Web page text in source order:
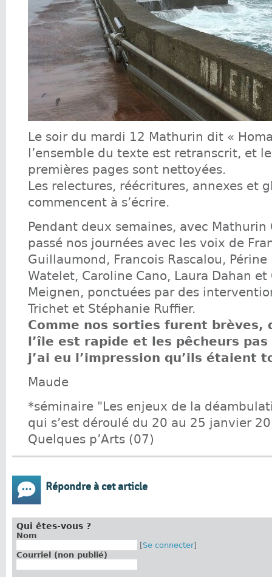
Le soir du mardi 12 Mathurin dit «
l’ensemble du texte est retranscrit, et
premières pages sont nettoyées.
Les relectures, réécritures, annexes et
commencent à s’écrire.
Pendant deux semaines, avec Mathurin
passé nos journées avec les voix de
Guillaumond, Francois Rascalou, Périne
Watelet, Caroline Cano, Laura Dahan et
Meignen, ponctuées par des
Trichet et Stéphanie Ruffier.
Comme nos sorties furent brèves,
l’île est rapide et les pêcheurs
j’ai eu l’impression qu’ils étaient
Maude
*séminaire "Les enjeux de la
qui s’est déroulé du 20 au 25 janvier
Quelques p’Arts (07)
Répondre à cet article
Qui êtes-vous ?
Nom
[Se connecter]
Courriel (non publié)